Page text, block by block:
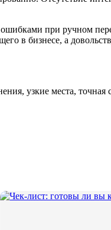
ошибками при ручном
в бизнесе, а
узкие места, точная